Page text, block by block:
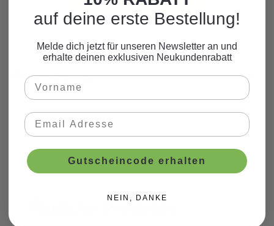
Beschreibung
Produktgalerie überspringen
Ähnliche Produkte
auf deine erste Bestellung!
Melde dich jetzt für unseren Newsletter an und
erhalte deinen exklusiven Neukundenrabatt
Gutscheincode erhalten
NEIN, DANKE